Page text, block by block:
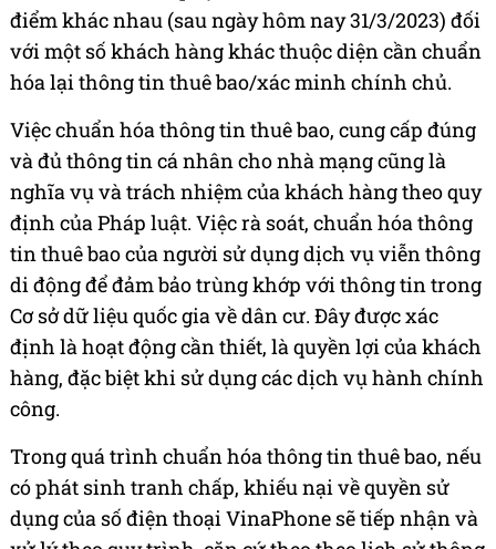
điểm khác nhau (sau ngày hôm nay 31/3/2023) đối
với một số khách hàng khác thuộc diện cần chuẩn
hóa lại thông tin thuê bao/xác minh chính chủ.
Việc chuẩn hóa thông tin thuê bao, cung cấp đúng
và đủ thông tin cá nhân cho nhà mạng cũng là
nghĩa vụ và trách nhiệm của khách hàng theo quy
định của Pháp luật. Việc rà soát, chuẩn hóa thông
tin thuê bao của người sử dụng dịch vụ viễn thông
di động để đảm bảo trùng khớp với thông tin trong
Cơ sở dữ liệu quốc gia về dân cư. Đây được xác
định là hoạt động cần thiết, là quyền lợi của khách
hàng, đặc biệt khi sử dụng các dịch vụ hành chính
công.
Trong quá trình chuẩn hóa thông tin thuê bao, nếu
có phát sinh tranh chấp, khiếu nại về quyền sử
dụng của số điện thoại VinaPhone sẽ tiếp nhận và